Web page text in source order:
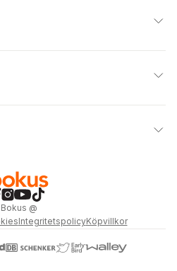
Bokus @
IntegritetspolicyKöpvillkor